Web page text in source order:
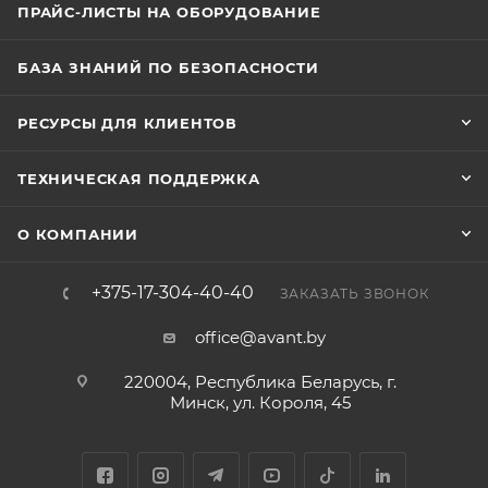
ПРАЙС-ЛИСТЫ НА ОБОРУДОВАНИЕ
БАЗА ЗНАНИЙ ПО БЕЗОПАСНОСТИ
РЕСУРСЫ ДЛЯ КЛИЕНТОВ
ТЕХНИЧЕСКАЯ ПОДДЕРЖКА
О КОМПАНИИ
+375-17-304-40-40 ЗАКАЗАТЬ ЗВОНОК
office@avant.by
220004, Республика Беларусь, г.
Минск, ул. Короля, 45